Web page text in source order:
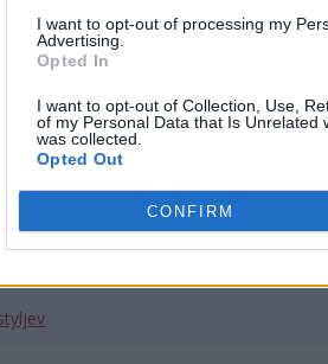
I want to opt-out of processing my
Advertising.
Opted In
I want to opt-out of Collection, Use,
of my Personal Data that Is Unrelated
was collected.
Opted Out
CONFIRM